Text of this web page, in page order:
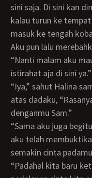
sini saja. Di sini kan
kalau turun ke
masuk ke tengah
Aku pun lalu merebahkan diri di samping Halina.
“Nanti malam aku
istirahat aja di sini ya.”
“Iya,” sahut Halina sambil meletakkan lengannya di
atas dadaku,
denganmu Sam.”
“Sama aku juga begitu,” sahutku, “apalagi sekarang…
aku telah
semakin cinta
“Padahal kita baru ketemu kemaren ya. Tapi